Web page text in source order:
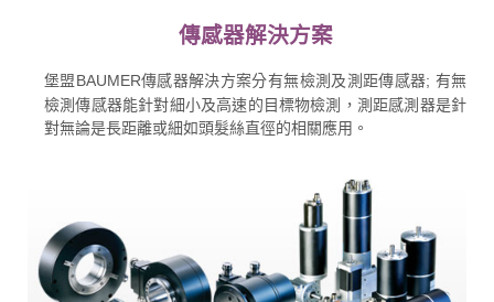
傳感器解決方案
堡盟BAUMER傳感器解決方案分有無檢測及測距傳感器; 有無
檢測傳感器能針對細小及高速的目標物檢測，測距感測器是針
對無論是長距離或細如頭髮絲直徑的相關應用。